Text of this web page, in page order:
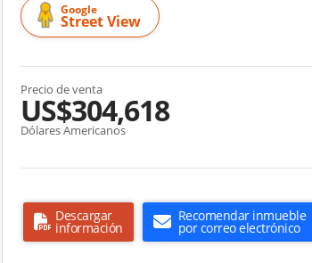
Google
Street View
Precio de venta
US$304,618
Dólares Americanos
Descargar
información
Recomendar inmueble
por correo electrónico